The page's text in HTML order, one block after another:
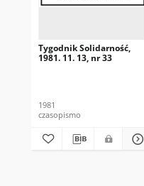
Tygodnik Solidarność,
1981. 11. 13, nr 33
1981
czasopismo